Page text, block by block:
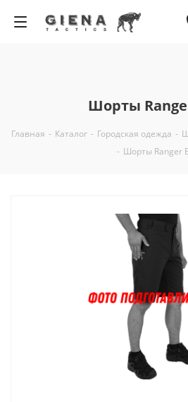
Шорты
Главная - Каталог - Городская одежда -
- Шорты Ranger